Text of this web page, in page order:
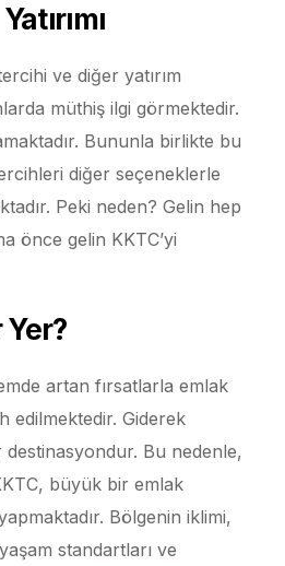
ve diğer yatırım
müthiş ilgi görmektedir.
Bununla birlikte bu
diğer seçeneklerle
Peki neden? Gelin hep
önce gelin KKTC’yi
Yer?
artan fırsatlarla emlak
edilmektedir. Giderek
Bu nedenle,
büyük bir emlak
Bölgenin iklimi,
standartları ve